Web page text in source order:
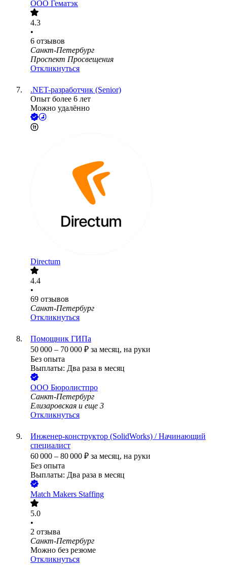
ООО Гематэк
4.3
•
6 отзывов
Санкт-Петербург
Проспект Просвещения
Откликнуться
.NET-разработчик (Senior)
Опыт более 6 лет
Можно удалённо
Directum
4.4
•
69 отзывов
Санкт-Петербург
Откликнуться
Помощник ГИПа
50 000 – 70 000 ₽ за месяц, на руки
Без опыта
Выплаты: Два раза в месяц
ООО Бюролистпро
Санкт-Петербург
Елизаровская и еще 3
Откликнуться
Инженер-конструктор (SolidWorks) / Начинающий
специалист
60 000 – 80 000 ₽ за месяц, на руки
Без опыта
Выплаты: Два раза в месяц
Match Makers Staffing
5.0
•
2 отзыва
Санкт-Петербург
Можно без резюме
Откликнуться